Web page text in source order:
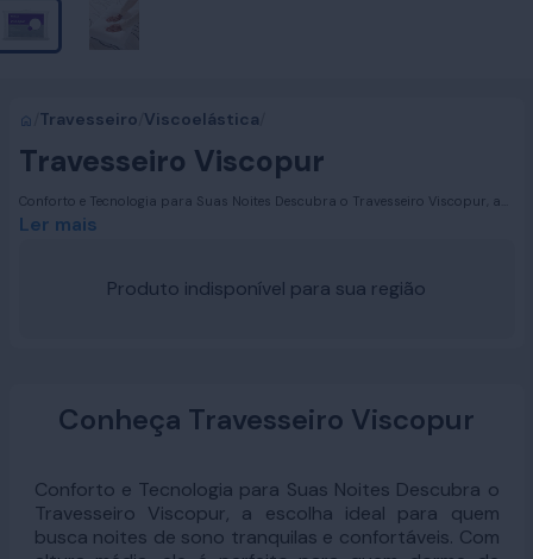
Travesseiro Viscoelástica
Travesseiro Viscopur
Conforto e Tecnologia para Suas Noites Descubra o Travesseiro Viscopur, a
escolha ideal para quem busca noites de sono tranquilas e confortáveis. Com
Ler mais
Produto indisponível para sua região
Conheça Travesseiro Viscopur
Conforto e Tecnologia para Suas Noites Descubra o
Travesseiro Viscopur, a escolha ideal para quem
busca noites de sono tranquilas e confortáveis. Com